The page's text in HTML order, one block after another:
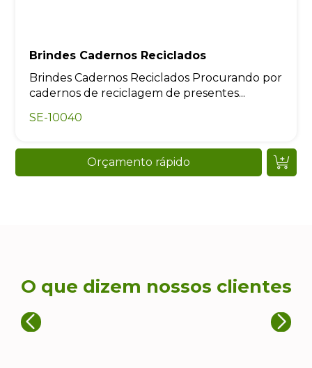
Brindes Cadernos Reciclados
Brindes Cadernos Reciclados Procurando por
cadernos de reciclagem de presentes...
SE-10040
Orçamento rápido
O que dizem nossos clientes